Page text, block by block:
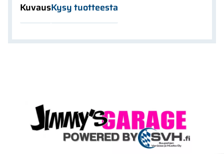
KuvausKysy tuotteesta